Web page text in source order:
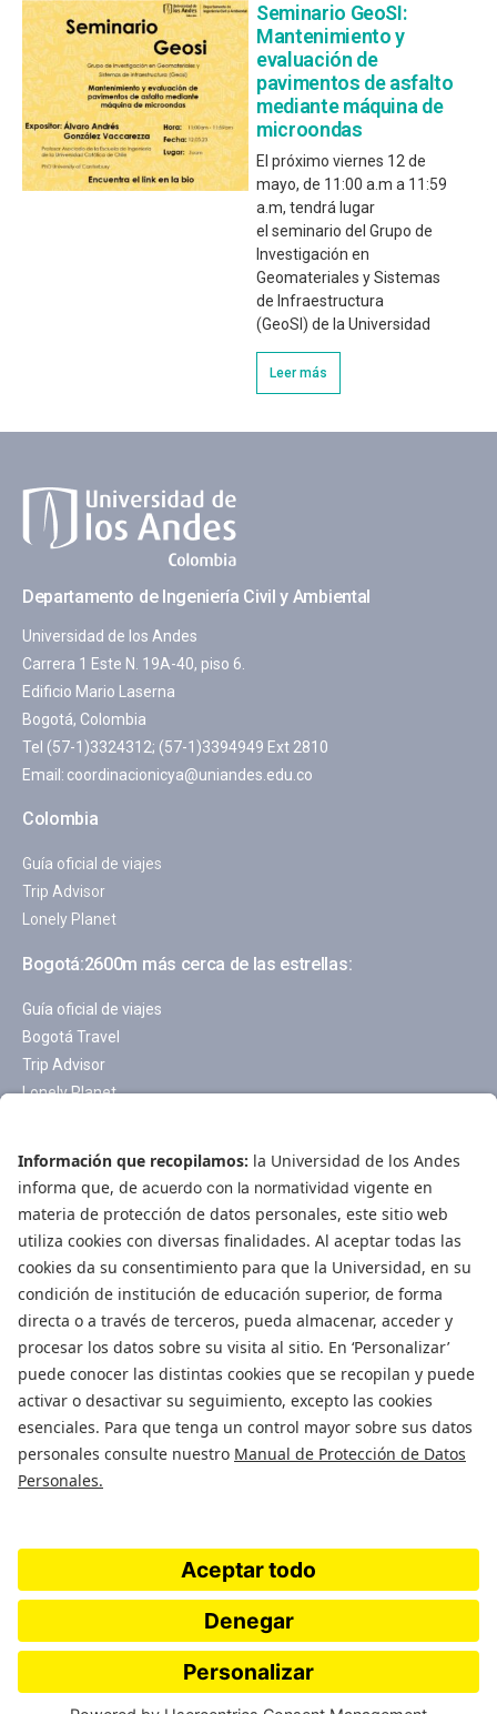
Seminario GeoSI:
Mantenimiento y
evaluación de
pavimentos de asfalto
mediante máquina de
microondas
El próximo viernes 12 de
mayo, de 11:00 a.m a 11:59
a.m, tendrá lugar
el seminario del Grupo de
Investigación en
Geomateriales y Sistemas
de Infraestructura
(GeoSI) de la Universidad
Leer más
Departamento de Ingeniería Civil y Ambiental
Universidad de los Andes
Carrera 1 Este N. 19A-40, piso 6.
Edificio Mario Laserna
Bogotá, Colombia
Tel (57-1)3324312; (57-1)3394949 Ext 2810
Email: coordinacionicya@uniandes.edu.co
Colombia
Guía oficial de viajes
Trip Advisor
Lonely Planet
Bogotá:2600m más cerca de las estrellas:
Guía oficial de viajes
Bogotá Travel
Trip Advisor
Lonely Planet